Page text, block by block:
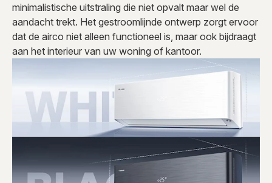
minimalistische uitstraling die niet opvalt maar wel de
aandacht trekt. Het gestroomlijnde ontwerp zorgt ervoor
dat de airco niet alleen functioneel is, maar ook bijdraagt
aan het interieur van uw woning of kantoor.